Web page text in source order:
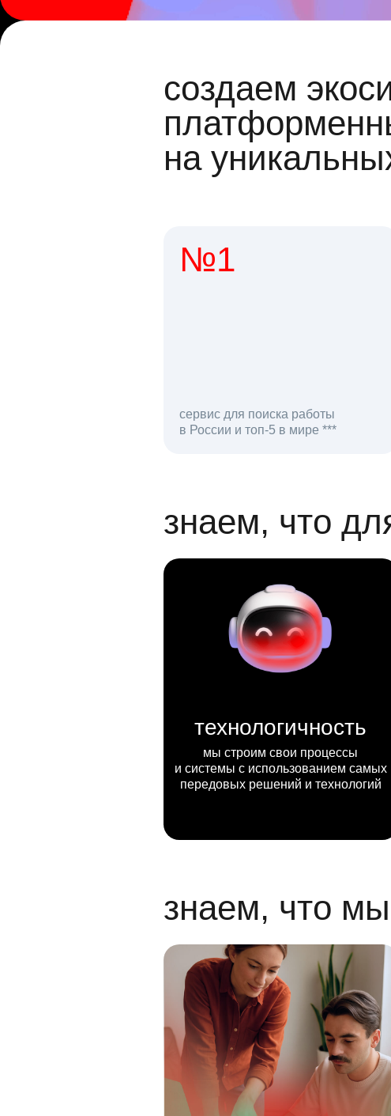
создаем
на
№1
сервис для поиска работы
в России и топ-5 в мире ***
откликов на вакансии
знаем, что
технологичность
мы строим свои процессы
и системы с использованием самых
передовых решений и технологий
знаем, что